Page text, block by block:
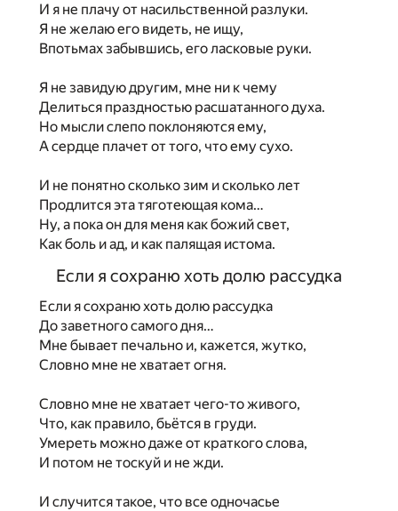
И я не плачу от насильственной разлуки.
Я не желаю его видеть, не ищу,
Впотьмах забывшись, его ласковые руки.
Я не завидую другим, мне ни к чему
Делиться праздностью расшатанного духа.
Но мысли слепо поклоняются ему,
А сердце плачет от того, что ему сухо.
И не понятно сколько зим и сколько лет
Продлится эта тяготеющая кома…
Ну, а пока он для меня как божий свет,
Как боль и ад, и как палящая истома.
Если я сохраню хоть долю рассудка
Если я сохраню хоть долю рассудка
До заветного самого дня…
Мне бывает печально и, кажется, жутко,
Словно мне не хватает огня.
Словно мне не хватает чего-то живого,
Что, как правило, бьётся в груди.
Умереть можно даже от краткого слова,
И потом не тоскуй и не жди.
И случится такое, что все одночасье